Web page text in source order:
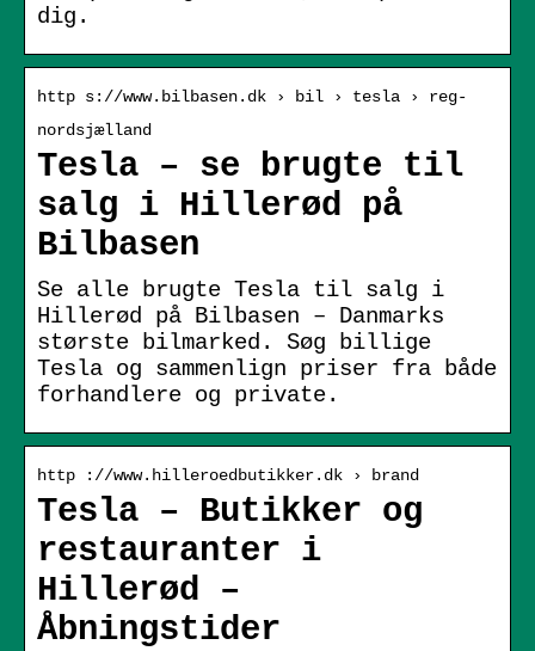
dig.
http s://www.bilbasen.dk › bil › tesla › reg-
nordsjælland
Tesla – se brugte til
salg i Hillerød på
Bilbasen
Se alle brugte Tesla til salg i
Hillerød på Bilbasen – Danmarks
største bilmarked. Søg billige
Tesla og sammenlign priser fra både
forhandlere og private.
http ://www.hilleroedbutikker.dk › brand
Tesla – Butikker og
restauranter i
Hillerød –
Åbningstider